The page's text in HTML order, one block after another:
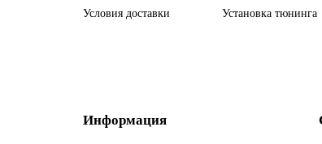
Условия доставки Установка тюнинга
Информация